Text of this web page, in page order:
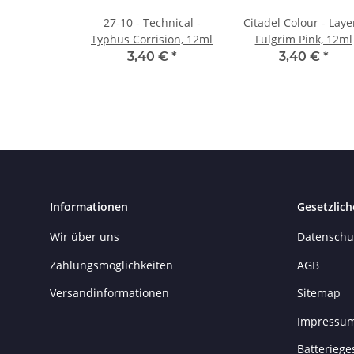
27-10 - Technical -
Typhus Corrision, 12ml
3,40 € *
Citadel Colour -
Fulgrim Pink, 12ml
3,40 € *
Informationen
Wir über uns
Zahlungsmöglichkeiten
Versandinformationen
AGB
Sitemap